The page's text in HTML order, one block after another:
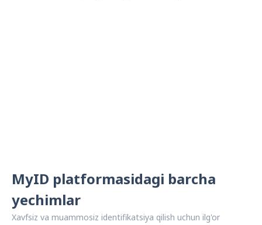
MyID platformasidagi barcha
yechimlar
Xavfsiz va muammosiz identifikatsiya qilish uchun ilg'or